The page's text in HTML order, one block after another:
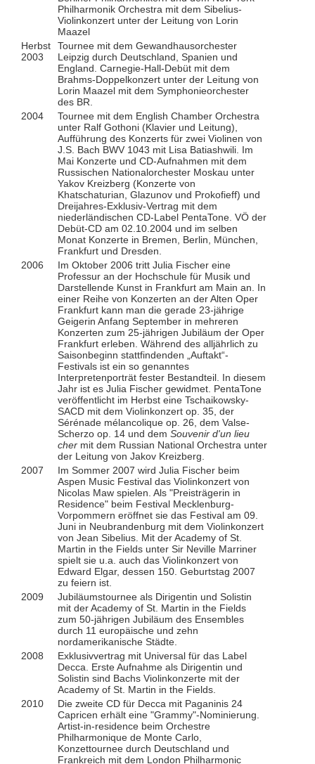
Philharmonik Orchestra mit dem Sibelius-
Violinkonzert unter der Leitung von Lorin
Maazel
Herbst
2003
Tournee mit dem Gewandhausorchester
Leipzig durch Deutschland, Spanien und
England. Carnegie-Hall-Debüt mit dem
Brahms-Doppelkonzert unter der Leitung von
Lorin Maazel mit dem Symphonieorchester
des BR.
2004
Tournee mit dem English Chamber Orchestra
unter Ralf Gothoni (Klavier und Leitung),
Aufführung des Konzerts für zwei Violinen von
J.S. Bach BWV 1043 mit Lisa Batiashwili. Im
Mai Konzerte und CD-Aufnahmen mit dem
Russischen Nationalorchester Moskau unter
Yakov Kreizberg (Konzerte von
Khatschaturian, Glazunov und Prokofieff) und
Dreijahres-Exklusiv-Vertrag mit dem
niederländischen CD-Label PentaTone. VÖ der
Debüt-CD am 02.10.2004 und im selben
Monat Konzerte in Bremen, Berlin, München,
Frankfurt und Dresden.
2006
Im Oktober 2006 tritt Julia Fischer eine
Professur an der Hochschule für Musik und
Darstellende Kunst in Frankfurt am Main an. In
einer Reihe von Konzerten an der Alten Oper
Frankfurt kann man die gerade 23-jährige
Geigerin Anfang September in mehreren
Konzerten zum 25-jährigen Jubiläum der Oper
Frankfurt erleben. Während des alljährlich zu
Saisonbeginn stattfindenden „Auftakt“-
Festivals ist ein so genanntes
Interpretenporträt fester Bestandteil. In diesem
Jahr ist es Julia Fischer gewidmet. PentaTone
veröffentlicht im Herbst eine Tschaikowsky-
SACD mit dem Violinkonzert op. 35, der
Sérénade mélancolique op. 26, dem Valse-
Scherzo op. 14 und dem Souvenir d'un lieu
chermit dem Russian National Orchestra unter
der Leitung von Jakov Kreizberg.
2007
Im Sommer 2007 wird Julia Fischer beim
Aspen Music Festival das Violinkonzert von
Nicolas Maw spielen. Als "Preisträgerin in
Residence" beim Festival Mecklenburg-
Vorpommern eröffnet sie das Festival am 09.
Juni in Neubrandenburg mit dem Violinkonzert
von Jean Sibelius. Mit der Academy of St.
Martin in the Fields unter Sir Neville Marriner
spielt sie u.a. auch das Violinkonzert von
Edward Elgar, dessen 150. Geburtstag 2007
zu feiern ist.
2009
Jubiläumstournee als Dirigentin und Solistin
mit der Academy of St. Martin in the Fields
zum 50-jährigen Jubiläum des Ensembles
durch 11 europäische und zehn
nordamerikanische Städte.
2008
Exklusivvertrag mit Universal für das Label
Decca. Erste Aufnahme als Dirigentin und
Solistin sind Bachs Violinkonzerte mit der
Academy of St. Martin in the Fields.
2010
Die zweite CD für Decca mit Paganinis 24
Capricen erhält eine "Grammy"-Nominierung.
Artist-in-residence beim Orchestre
Philharmonique de Monte Carlo,
Konzettournee durch Deutschland und
Frankreich mit dem London Philharmonic